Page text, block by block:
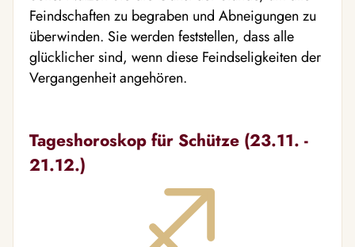
Feindschaften zu begraben und Abneigungen zu
überwinden. Sie werden feststellen, dass alle
glücklicher sind, wenn diese Feindseligkeiten der
Vergangenheit angehören.
Tageshoroskop für Schütze (23.11. -
21.12.)